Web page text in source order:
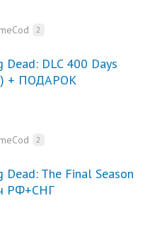
2
Dead: DLC 400 Days
+ ПОДАРОК
2
Dead: The Final Season
РФ+СНГ